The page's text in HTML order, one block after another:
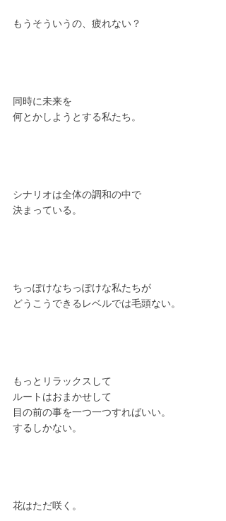
もうそういうの、疲れない？
同時に未来を
何とかしようとする私たち。
シナリオは全体の調和の中で
決まっている。
ちっぽけなちっぽけな私たちが
どうこうできるレベルでは毛頭ない。
もっとリラックスして
ルートはおまかせして
目の前の事を一つ一つすればいい。
するしかない。
花はただ咲く。